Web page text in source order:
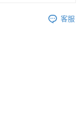
客服